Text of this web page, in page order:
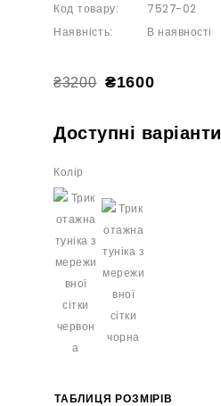
Код товару: 7527-02
Наявність: В наявності
₴3200 ₴1600
Доступні варіанти
Колір
ТАБЛИЦЯ РОЗМІРІВ